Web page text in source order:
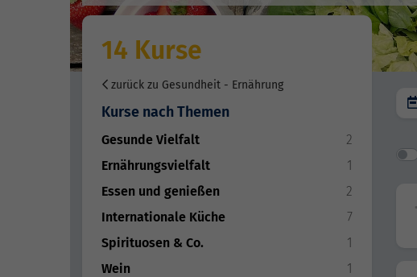
14 Kurse
zurück zu Gesundheit - Ernährung
Kurse nach Themen
Gesunde Vielfalt
2
Ernährungsvielfalt
1
Essen und genießen
2
Internationale Küche
7
Spirituosen & Co.
1
Wein
1